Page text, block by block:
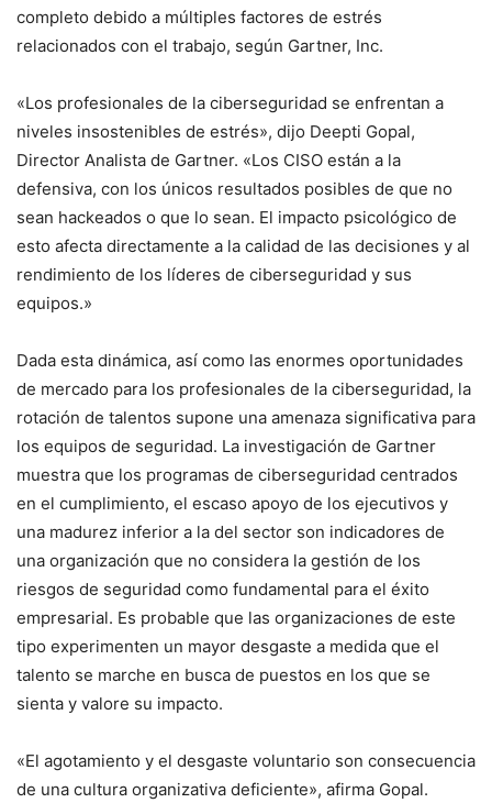
completo debido a múltiples factores de estrés
relacionados con el trabajo, según Gartner, Inc.
«Los profesionales de la ciberseguridad se enfrentan a
niveles insostenibles de estrés», dijo Deepti Gopal,
Director Analista de Gartner. «Los CISO están a la
defensiva, con los únicos resultados posibles de que no
sean hackeados o que lo sean. El impacto psicológico de
esto afecta directamente a la calidad de las decisiones y al
rendimiento de los líderes de ciberseguridad y sus
equipos.»
Dada esta dinámica, así como las enormes oportunidades
de mercado para los profesionales de la ciberseguridad, la
rotación de talentos supone una amenaza significativa para
los equipos de seguridad. La investigación de Gartner
muestra que los programas de ciberseguridad centrados
en el cumplimiento, el escaso apoyo de los ejecutivos y
una madurez inferior a la del sector son indicadores de
una organización que no considera la gestión de los
riesgos de seguridad como fundamental para el éxito
empresarial. Es probable que las organizaciones de este
tipo experimenten un mayor desgaste a medida que el
talento se marche en busca de puestos en los que se
sienta y valore su impacto.
«El agotamiento y el desgaste voluntario son consecuencia
de una cultura organizativa deficiente», afirma Gopal.